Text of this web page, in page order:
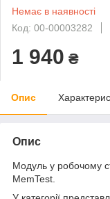
Немає в наявності
Код: 00-00003282
1 940 ₴
Опис
Опис
Модуль у робочому
MemTest.